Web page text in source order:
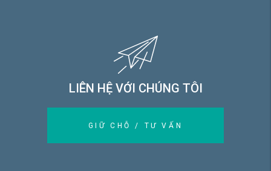
LIÊN HỆ VỚI CHÚNG TÔI
GIỮ CHỖ / TƯ VẤN